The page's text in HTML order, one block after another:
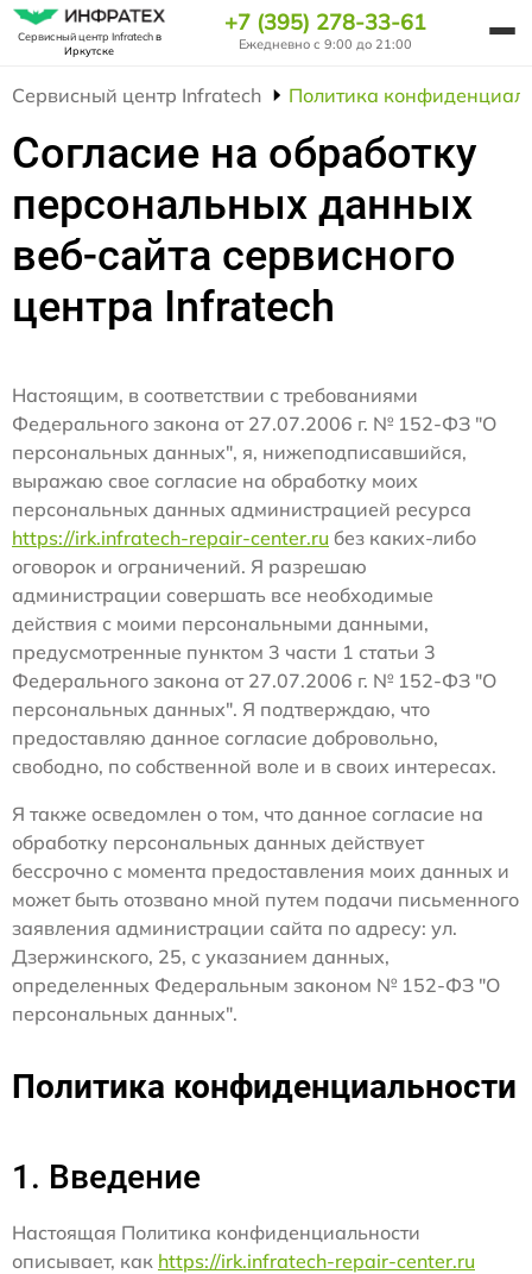
Сервисный центр Infratechв
Иркутске
+7 (395) 278-33-61
Ежедневно с 9:00 до 21:00
Сервисный центр Infratech Политика
Согласие на обработку
персональных данных
веб-сайта сервисного
центра Infratech
Настоящим, в соответствии с требованиями
Федерального закона от 27.07.2006 г. № 152-ФЗ "О
персональных данных", я, нижеподписавшийся,
выражаю свое согласие на обработку моих
персональных данных администрацией ресурса
https://irk.infratech-repair-center.ru без каких-либо
оговорок и ограничений. Я разрешаю
администрации совершать все необходимые
действия с моими персональными данными,
предусмотренные пунктом 3 части 1 статьи 3
Федерального закона от 27.07.2006 г. № 152-ФЗ "О
персональных данных". Я подтверждаю, что
предоставляю данное согласие добровольно,
свободно, по собственной воле и в своих интересах.
Я также осведомлен о том, что данное согласие на
обработку персональных данных действует
бессрочно с момента предоставления моих данных и
может быть отозвано мной путем подачи письменного
заявления администрации сайта по адресу: ул.
Дзержинского, 25, с указанием данных,
определенных Федеральным законом № 152-ФЗ "О
персональных данных".
Политика конфиденциальности
1. Введение
Настоящая Политика конфиденциальности
описывает, как https://irk.infratech-repair-center.ru